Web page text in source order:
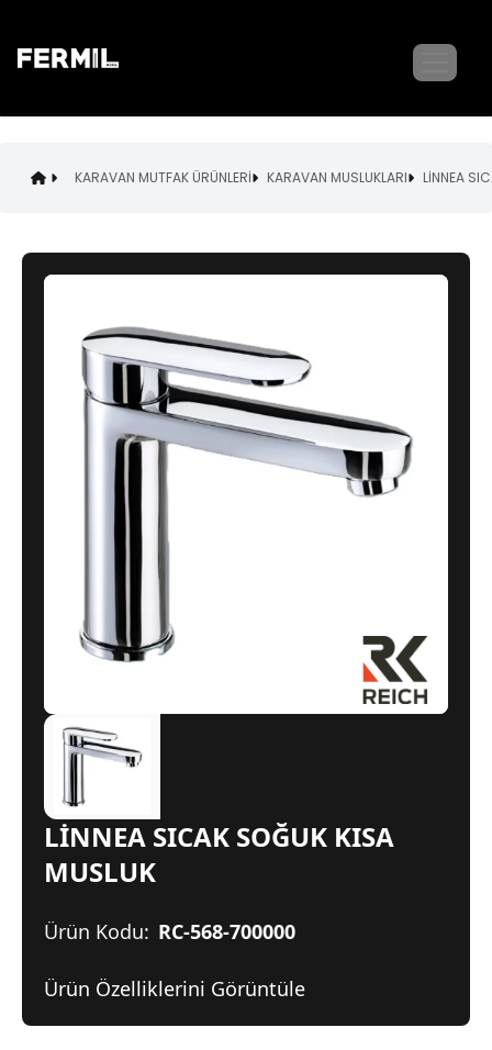
KARAVAN MUTFAK ÜRÜNLERİ KARAVAN MUSLUKLARI LİNNEA
LİNNEA SICAK SOĞUK KISA
MUSLUK
Ürün Kodu: RC-568-700000
Ürün Özelliklerini Görüntüle